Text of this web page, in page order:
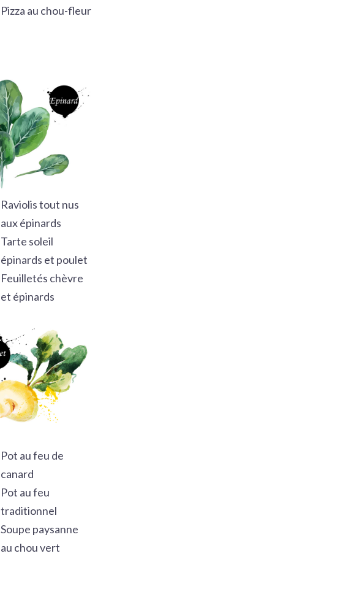
Pizza au chou-fleur
Raviolis tout nus
aux épinards
Tarte soleil
épinards et poulet
Feuilletés chèvre
et épinards
Pot au feu de
canard
Pot au feu
traditionnel
Soupe paysanne
au chou vert